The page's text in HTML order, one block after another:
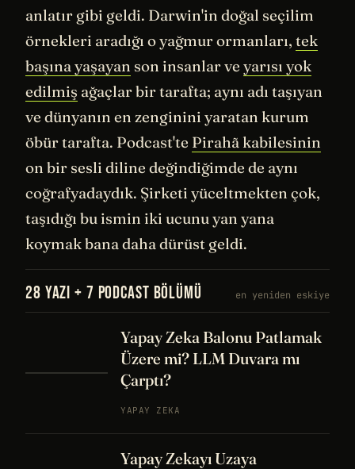
anlatır gibi geldi. Darwin'in doğal seçilim
örnekleri aradığı o yağmur ormanları, tek
başına yaşayan son insanlar ve yarısı yok
edilmiş ağaçlar bir tarafta; aynı adı taşıyan
ve dünyanın en zenginini yaratan kurum
öbür tarafta. Podcast'te Pirahã kabilesinin
on bir sesli diline değindiğimde de aynı
coğrafyadaydık. Şirketi yüceltmekten çok,
taşıdığı bu ismin iki ucunu yan yana
koymak bana daha dürüst geldi.
28 YAZI + 7 PODCAST BÖLÜMÜ en yeniden eskiye
Yapay Zeka Balonu Patlamak
Üzere mi? LLM Duvara mı
Çarptı?
YAPAY ZEKA
Yapay Zekayı Uzaya